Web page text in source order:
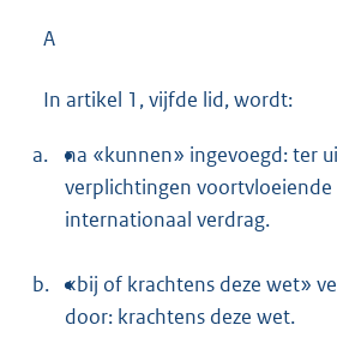
A
In artikel 1, vijfde lid, wordt:
a.
na «kunnen» ingevoegd: ter
verplichtingen voortvloeiende
internationaal verdrag.
b. «bij of krachtens deze wet»
door: krachtens deze wet.